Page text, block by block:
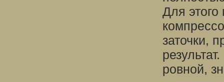
Для
заточки,
ровной,